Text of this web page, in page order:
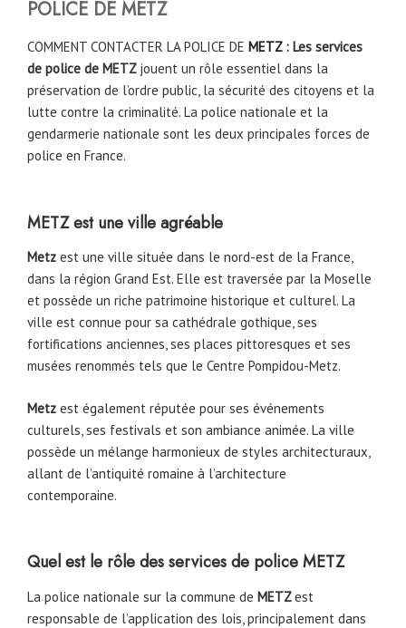
POLICE DE METZ
COMMENT CONTACTER LA POLICE DE METZ : Les services
de police de METZ jouent un rôle essentiel dans la
préservation de l’ordre public, la sécurité des citoyens et la
lutte contre la criminalité. La police nationale et la
gendarmerie nationale sont les deux principales forces de
police en France.
METZ est une ville agréable
Metz est une ville située dans le nord-est de la France,
dans la région Grand Est. Elle est traversée par la Moselle
et possède un riche patrimoine historique et culturel. La
ville est connue pour sa cathédrale gothique, ses
fortifications anciennes, ses places pittoresques et ses
musées renommés tels que le Centre Pompidou-Metz.
Metz est également réputée pour ses événements
culturels, ses festivals et son ambiance animée. La ville
possède un mélange harmonieux de styles architecturaux,
allant de l’antiquité romaine à l’architecture
contemporaine.
Quel est le rôle des services de policeMETZ
La police nationale sur la commune de METZest
responsable de l’application des lois, principalement dans